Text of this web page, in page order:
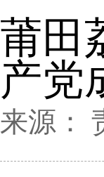
莆田
产党
来源：